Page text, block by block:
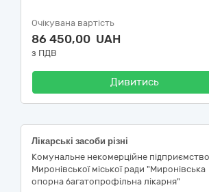
Очікувана вартість
86 450,00 UAH
з ПДВ
Дивитись
Лікарські засоби різні
Комунальне некомерційне підприємство
Миронівської міської ради "Миронівська
опорна багатопрофільна лікарня"